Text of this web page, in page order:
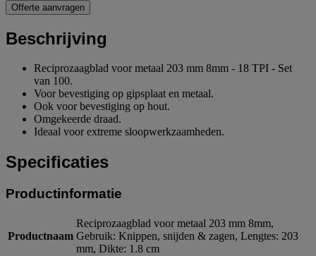
Offerte aanvragen
Beschrijving
Reciprozaagblad voor metaal 203 mm 8mm - 18 TPI - Set
van 100.
Voor bevestiging op gipsplaat en metaal.
Ook voor bevestiging op hout.
Omgekeerde draad.
Ideaal voor extreme sloopwerkzaamheden.
Specificaties
Productinformatie
Productnaam
Reciprozaagblad voor metaal 203 mm 8mm,
Gebruik: Knippen, snijden & zagen, Lengtes: 203
mm, Dikte: 1.8 cm